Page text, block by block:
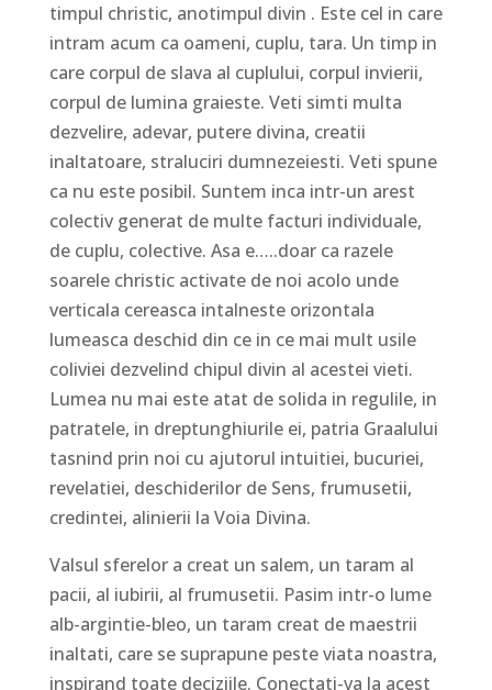
timpul christic, anotimpul divin . Este cel in care
intram acum ca oameni, cuplu, tara. Un timp in
care corpul de slava al cuplului, corpul invierii,
corpul de lumina graieste. Veti simti multa
dezvelire, adevar, putere divina, creatii
inaltatoare, straluciri dumnezeiesti. Veti spune
ca nu este posibil. Suntem inca intr-un arest
colectiv generat de multe facturi individuale,
de cuplu, colective. Asa e…..doar ca razele
soarele christic activate de noi acolo unde
verticala cereasca intalneste orizontala
lumeasca deschid din ce in ce mai mult usile
coliviei dezvelind chipul divin al acestei vieti.
Lumea nu mai este atat de solida in regulile, in
patratele, in dreptunghiurile ei, patria Graalului
tasnind prin noi cu ajutorul intuitiei, bucuriei,
revelatiei, deschiderilor de Sens, frumusetii,
credintei, alinierii la Voia Divina.
Valsul sferelor a creat un salem, un taram al
pacii, al iubirii, al frumusetii. Pasim intr-o lume
alb-argintie-bleo, un taram creat de maestrii
inaltati, care se suprapune peste viata noastra,
inspirand toate deciziile. Conectati-va la acest